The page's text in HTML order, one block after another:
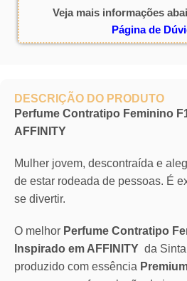
Veja mais informações
Página de
DESCRIÇÃO DO PRODUTO
Perfume Contratipo Feminino
AFFINITY
Mulher jovem, descontraída e
de estar rodeada de pessoas. É
se divertir.
O melhor Perfume Contratipo
Inspirado em AFFINITY da
produzido com essência